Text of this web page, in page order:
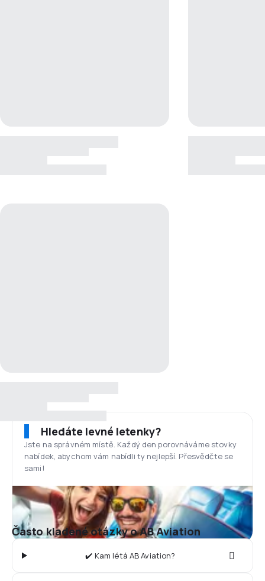
Hledáte levné letenky?
Jste na správném místě. Každý den porovnáváme stovky
nabídek, abychom vám nabídli ty nejlepší. Přesvědčte se
sami!
Často kladené otázky o AB Aviation
✔️ Kam létá AB Aviation?